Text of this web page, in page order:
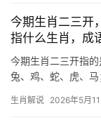
今期生肖二三开
指什么生肖，成
今期生肖二三开指
兔、鸡、蛇、虎、
肖中排第四，民间有
生肖解说 2026年5月11